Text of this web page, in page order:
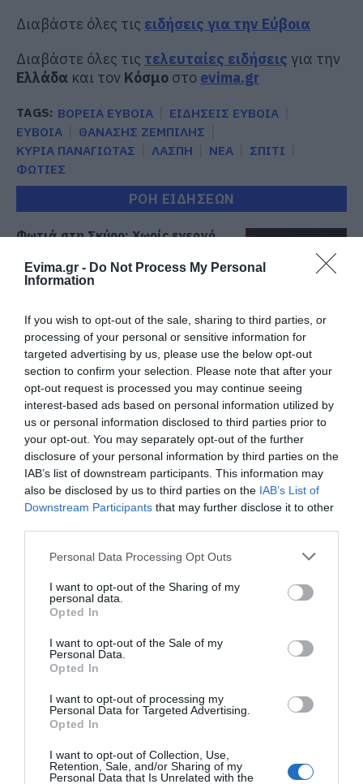
Evima.gr - Do Not Process My Personal
Information
If you wish to opt-out of the sale, sharing to third parties, or
processing of your personal or sensitive information for
targeted advertising by us, please use the below opt-out
section to confirm your selection. Please note that after your
opt-out request is processed you may continue seeing
interest-based ads based on personal information utilized by
us or personal information disclosed to third parties prior to
your opt-out. You may separately opt-out of the further
disclosure of your personal information by third parties on the
IAB’s list of downstream participants. This information may
also be disclosed by us to third parties on the IAB’s List of
Downstream Participants that may further disclose it to other
Please note that this website/app uses one or more Google
not limited to your visit or usage behaviour. You may click to
grant or deny consent to Google and its third-party tags to
use your data for below specified purposes in below Google
consent section.
Personal Data Processing Opt Outs
I want to opt-out of the Sharing of my
personal data.
Opted In
I want to opt-out of the Sale of my
Personal Data.
Opted In
I want to opt-out of processing my
Personal Data for Targeted Advertising.
Opted In
I want to opt-out of Collection, Use,
Retention, Sale, and/or Sharing of my
Personal Data that Is Unrelated with the
Διαβάστε όλες τις ειδήσεις για την Εύβοια
Διαβάστε όλες τις τελευταίες ειδήσεις για την
Ελλάδα και τον Κόσμο στο evima.gr
TAGS: ΒΟΡΕΙΑ ΕΥΒΟΙΑ
ΕΙΔΗΣΕΙΣ ΕΥΒΟΙΑ
ΕΥΒΟΙΑ
ΘΑΝΑΣΗΣ ΖΕΜΠΙΛΗΣ
ΚΥΡΙΑ ΠΑΝΑΓΙΩΤΑΣ
ΛΑΣΠΗ ΝΕΑ
ΣΠΙΤΙ
ΦΩΤΙΕΣ
ΡΟΗ ΕΙΔΗΣΕΩΝ
Φωτιά στη Σκύρο: Χωρίς ενεργό
δυνάμεις της Πυροσβεστικής
07.08.2026 | 00:10
Συνελήφθη 63χρονη για τη φωτιά
στη Σκύρο
06.08.2026 | 23:15
Φωτιά στη Σκύρο: Δύσκολη νύχτα
για την Καλαμίτσα – Νέες εικόνες
και βίντεο
06.08.2026 | 22:04
Εύβοια: Με κατάνυξη και πλήθος
κόσμου η μεγάλη γιορτή στους
Ζεμπίλης
06.08.2026 | 22:00
Συντάξεις Σεπτεμβρίου 2026:
Πότε πληρώνονται οι δικαιούχοι –
Οι ημερομηνίες του e-ΕΦΚΑ
06.08.2026 | 21:40
Σοκ στην Εύβοια με την κοπέλα
νεότερα για την υγεία της
06.08.2026 | 21:20
Νεότερα για τη Φωτιά στη Σκύρο:
Κινδύνευσε κτηνοτροφική μονάδα
Όλες οι τελευταίες ειδήσεις